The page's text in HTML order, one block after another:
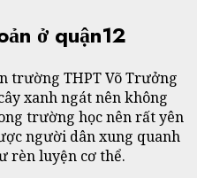
ở quận12
trường THPT Võ Trưởng
xanh ngát nên không
trường học nên rất yên
người dân xung quanh
rèn luyện cơ thể.